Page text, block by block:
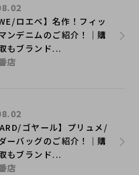
ロエベ】名作！フィッ
ンデニムのご紹介！｜購
もブランド...
店
ゴヤール】プリュメ/
ーバッグのご紹介！｜購
もブランド...
店